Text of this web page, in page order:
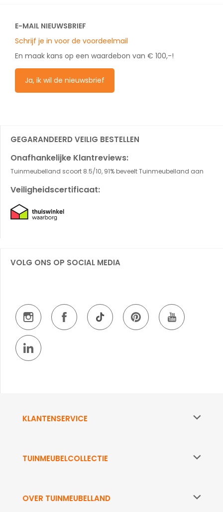
E-MAIL NIEUWSBRIEF
Schrijf je in voor de voordeelmail
En maak kans op een waardebon van € 100,-!
Ja, ik wil de nieuwsbrief
GEGARANDEERD VEILIG BESTELLEN
Onafhankelijke Klantreviews:
Tuinmeubelland scoort 8.5/10, 91% beveelt Tuinmeubelland aan
Veiligheidscertificaat:
VOLG ONS OP SOCIAL MEDIA
KLANTENSERVICE
TUINMEUBELCOLLECTIE
OVER TUINMEUBELLAND